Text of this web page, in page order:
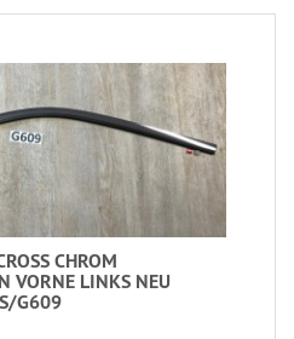
CHROM
VORNE LINKS NEU
G609